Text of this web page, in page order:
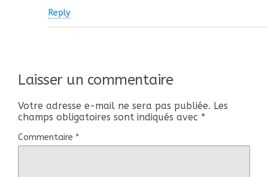
Reply
Laisser un commentaire
Votre adresse e-mail ne sera pas publiée. Les
champs obligatoires sont indiqués avec *
Commentaire *